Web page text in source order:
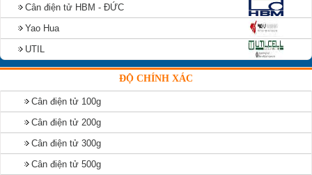
Cân điện tử HBM - ĐỨC
Yao Hua
UTIL
ĐỘ CHÍNH XÁC
Cân điện tử 100g
Cân điện tử 200g
Cân điện tử 300g
Cân điện tử 500g